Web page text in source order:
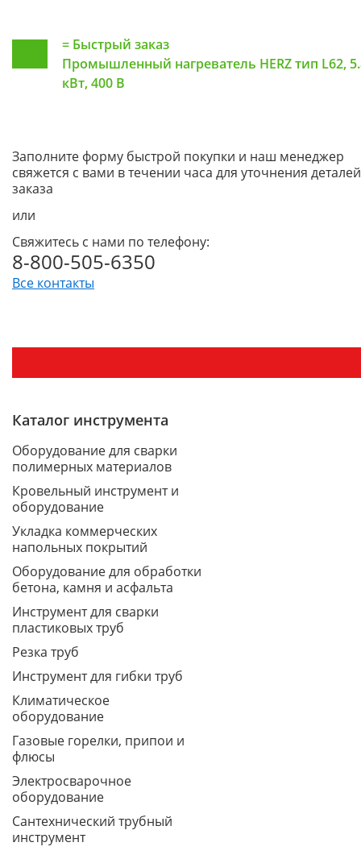
= Быстрый заказ
Промышленный нагреватель HERZ тип L62,
кВт, 400 В
Заполните форму быстрой покупки и наш менеджер
свяжется с вами в течении часа для уточнения деталей
заказа
или
Свяжитесь с нами по телефону:
8-800-505-6350
Все контакты
Каталог инструмента
Оборудование для сварки
полимерных материалов
Кровельный инструмент и
оборудование
Укладка коммерческих
напольных покрытий
Оборудование для обработки
бетона, камня и асфальта
Инструмент для сварки
пластиковых труб
Резка труб
Инструмент для гибки труб
Климатическое
оборудование
Газовые горелки, припои и
флюсы
Электросварочное
оборудование
Сантехнический трубный
инструмент